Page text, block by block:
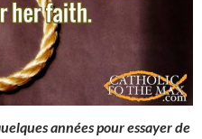
années pour essayer de